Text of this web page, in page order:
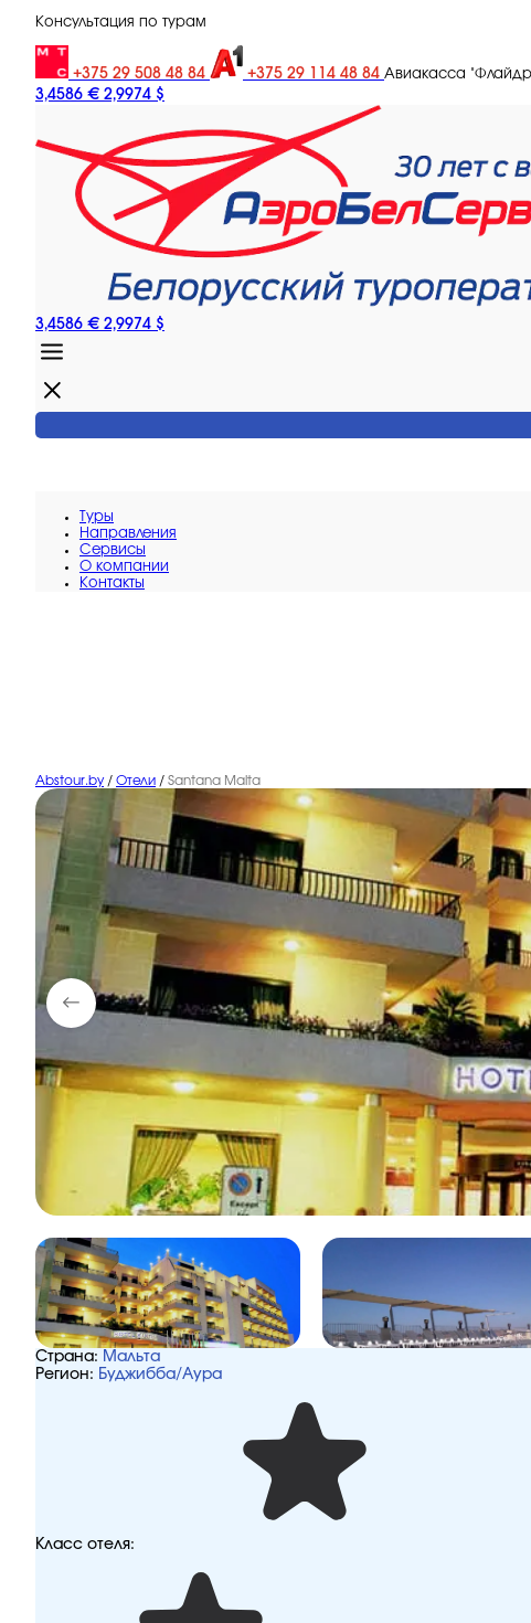
Консультация по турам
+375 29 508 48 84 +375 29 114 48 84 Авиакасса
3,4586 € 2,9974 $
3,4586 € 2,9974 $
Туры
Направления
Сервисы
O компании
Контакты
Abstour.by / Отели / Santana Malta
Страна: Мальта
Регион: Буджибба/Аура
Класс отеля: